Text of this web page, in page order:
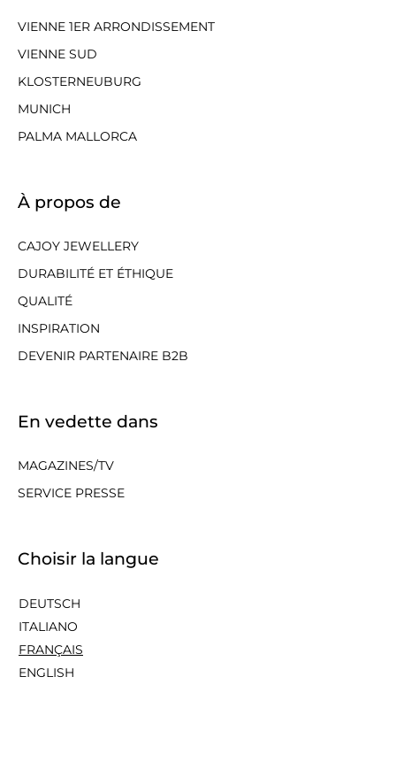
VIENNE 1ER ARRONDISSEMENT
VIENNE SUD
KLOSTERNEUBURG
MUNICH
PALMA MALLORCA
À propos de
CAJOY JEWELLERY
DURABILITÉ ET ÉTHIQUE
QUALITÉ
INSPIRATION
DEVENIR PARTENAIRE B2B
En vedette dans
MAGAZINES/TV
SERVICE PRESSE
Choisir la langue
DEUTSCH
ITALIANO
FRANÇAIS
ENGLISH